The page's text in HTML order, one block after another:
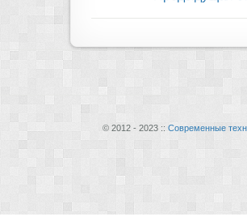
© 2012 - 2023 :: Современные